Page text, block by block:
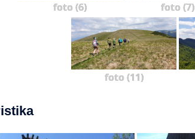
foto (6) foto (7)
foto (11)